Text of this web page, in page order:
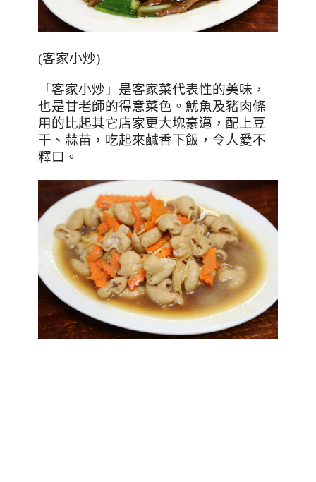
(客家小炒)
「客家小炒」是客家菜代表性的美味，
也是甘老師的得意菜色。魷魚及豬肉條
用的比起其它店家更大塊豪邁，配上豆
干、蒜苗，吃起來鹹香下飯，令人愛不
釋口。